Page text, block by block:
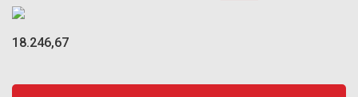
18.246,67